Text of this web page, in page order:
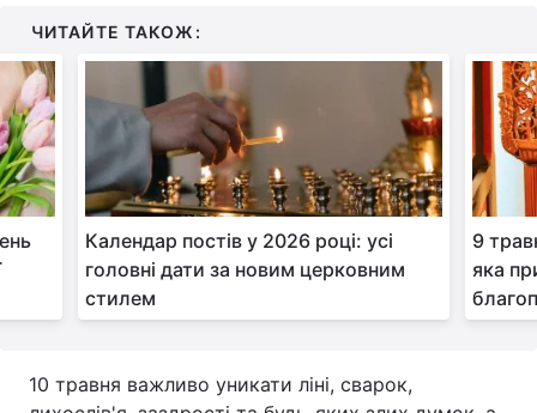
ЧИТАЙТЕ ТАКОЖ:
Календар постів у 2026 році: усі
головні дати за новим церковним
стилем
9
яка
10 травня важливо уникати ліні, сварок,